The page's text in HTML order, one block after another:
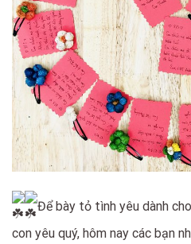
Để bày tỏ tình yêu dành
con yêu quý, hôm nay các bạn